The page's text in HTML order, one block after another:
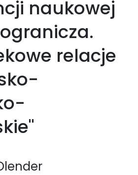
naukowej
relacje